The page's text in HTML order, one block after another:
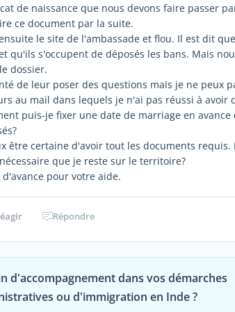
de naissance que nous devons faire passer
ce document par la suite.
le site de l'ambassade et flou. Il est dit
qu'ils s'occupent de déposés les bans. Mais
dossier.
de leur poser des questions mais je ne peux
au mail dans lequels je n'ai pas réussi à avoir
puis-je fixer une date de marriage en
être certaine d'avoir tout les documents
que je reste sur le territoire?
d'avance pour votre aide.
Répondre
d'accompagnement dans vos démarches
ou d'immigration en Inde ?